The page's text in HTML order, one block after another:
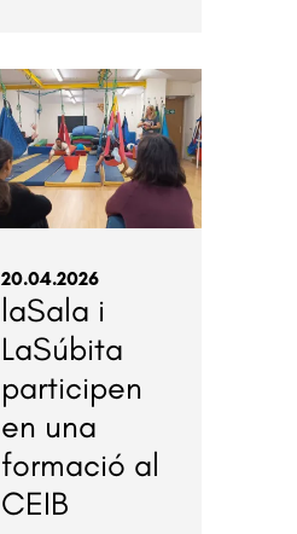
20.04.2026
laSala i
LaSúbita
participen
en una
formació al
CEIB